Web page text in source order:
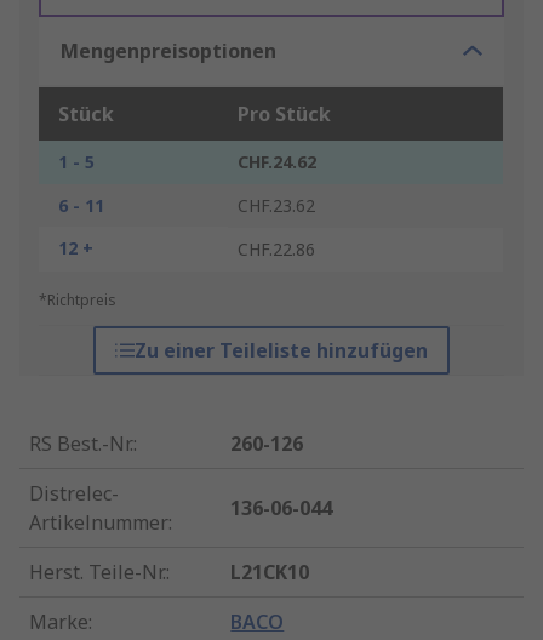
Mengenpreisoptionen
Stück Pro Stück
1 - 5
CHF.24.62
6 - 11
CHF.23.62
12 +
CHF.22.86
*Richtpreis
Zu einer Teileliste hinzufügen
RS Best.-Nr.:
260-126
Distrelec-
Artikelnummer:
136-06-044
Herst. Teile-Nr.:
L21CK10
Marke: BACO